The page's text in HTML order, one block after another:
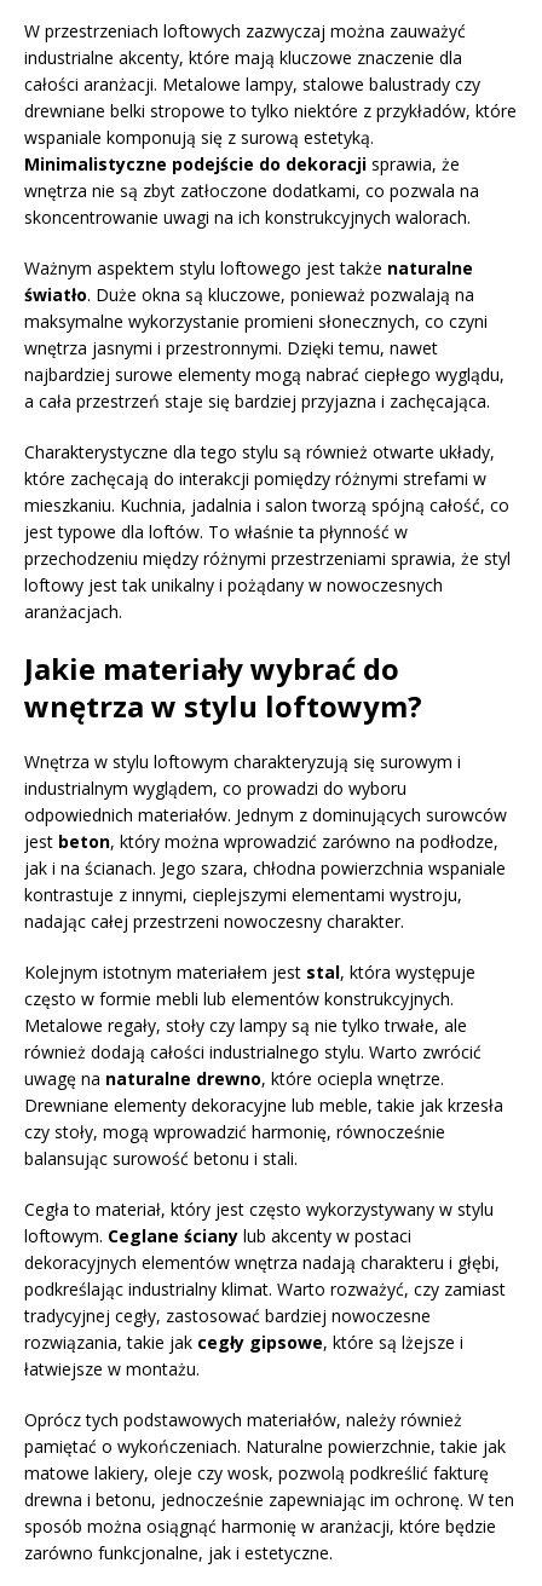
W przestrzeniach loftowych zazwyczaj można zauważyć
industrialne akcenty, które mają kluczowe znaczenie dla
całości aranżacji. Metalowe lampy, stalowe balustrady czy
drewniane belki stropowe to tylko niektóre z przykładów, które
wspaniale komponują się z surową estetyką.
Minimalistyczne podejście do dekoracji sprawia, że
wnętrza nie są zbyt zatłoczone dodatkami, co pozwala na
skoncentrowanie uwagi na ich konstrukcyjnych walorach.
Ważnym aspektem stylu loftowego jest także naturalne
światło. Duże okna są kluczowe, ponieważ pozwalają na
maksymalne wykorzystanie promieni słonecznych, co czyni
wnętrza jasnymi i przestronnymi. Dzięki temu, nawet
najbardziej surowe elementy mogą nabrać ciepłego wyglądu,
a cała przestrzeń staje się bardziej przyjazna i zachęcająca.
Charakterystyczne dla tego stylu są również otwarte układy,
które zachęcają do interakcji pomiędzy różnymi strefami w
mieszkaniu. Kuchnia, jadalnia i salon tworzą spójną całość, co
jest typowe dla loftów. To właśnie ta płynność w
przechodzeniu między różnymi przestrzeniami sprawia, że styl
loftowy jest tak unikalny i pożądany w nowoczesnych
aranżacjach.
Jakie materiały wybrać do
wnętrza w stylu loftowym?
Wnętrza w stylu loftowym charakteryzują się surowym i
industrialnym wyglądem, co prowadzi do wyboru
odpowiednich materiałów. Jednym z dominujących surowców
jest beton, który można wprowadzić zarówno na podłodze,
jak i na ścianach. Jego szara, chłodna powierzchnia wspaniale
kontrastuje z innymi, cieplejszymi elementami wystroju,
nadając całej przestrzeni nowoczesny charakter.
Kolejnym istotnym materiałem jest stal, która występuje
często w formie mebli lub elementów konstrukcyjnych.
Metalowe regały, stoły czy lampy są nie tylko trwałe, ale
również dodają całości industrialnego stylu. Warto zwrócić
uwagę na naturalne drewno, które ociepla wnętrze.
Drewniane elementy dekoracyjne lub meble, takie jak krzesła
czy stoły, mogą wprowadzić harmonię, równocześnie
balansując surowość betonu i stali.
Cegła to materiał, który jest często wykorzystywany w stylu
loftowym. Ceglane ściany lub akcenty w postaci
dekoracyjnych elementów wnętrza nadają charakteru i głębi,
podkreślając industrialny klimat. Warto rozważyć, czy zamiast
tradycyjnej cegły, zastosować bardziej nowoczesne
rozwiązania, takie jak cegły gipsowe, które są lżejsze i
łatwiejsze w montażu.
Oprócz tych podstawowych materiałów, należy również
pamiętać o wykończeniach. Naturalne powierzchnie, takie jak
matowe lakiery, oleje czy wosk, pozwolą podkreślić fakturę
drewna i betonu, jednocześnie zapewniając im ochronę. W ten
sposób można osiągnąć harmonię w aranżacji, które będzie
zarówno funkcjonalne, jak i estetyczne.